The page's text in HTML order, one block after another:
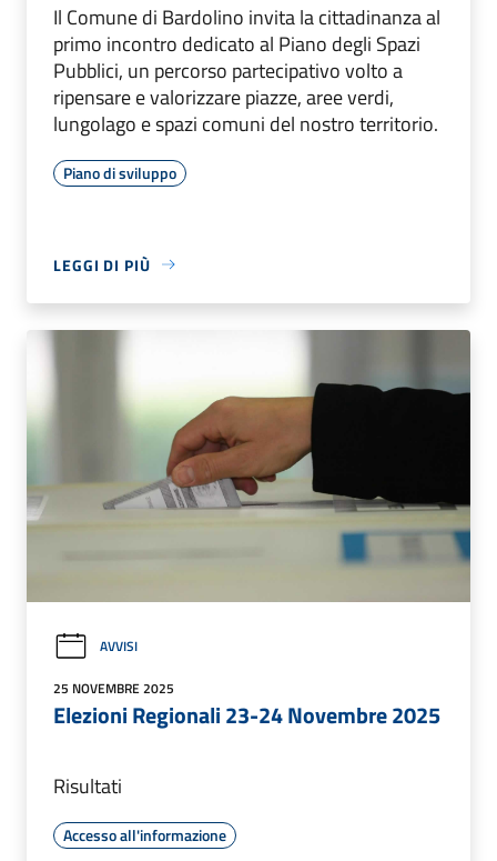
Il Comune di Bardolino invita la cittadinanza al
primo incontro dedicato al Piano degli Spazi
Pubblici, un percorso partecipativo volto a
ripensare e valorizzare piazze, aree verdi,
lungolago e spazi comuni del nostro territorio.
Piano di sviluppo
LEGGI DI PIÙ
AVVISI
25 NOVEMBRE 2025
Elezioni Regionali 23-24 Novembre 2025
Risultati
Accesso all'informazione